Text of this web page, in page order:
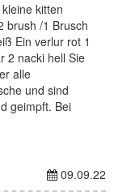
kitten
brush /1 Brusch
Ein verlur rot 1
2 nacki hell Sie
alle
und sind
geimpft. Bei
09.09.22